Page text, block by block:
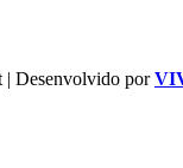
Desenvolvido por